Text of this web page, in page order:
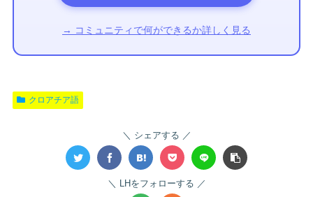
→ コミュニティで何ができるか詳しく見る
クロアチア語
シェアする
LHをフォローする